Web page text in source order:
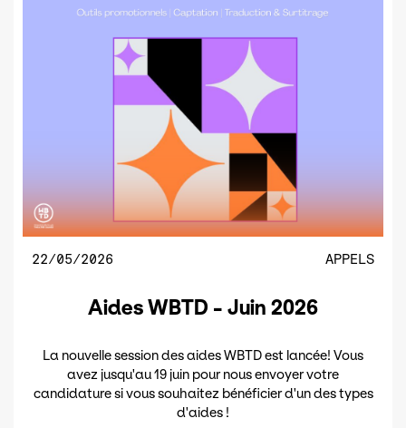
22/05/2026 APPELS
Aides WBTD - Juin 2026
La nouvelle session des aides WBTD est lancée! Vous
avez jusqu'au 19 juin pour nous envoyer votre
candidature si vous souhaitez bénéficier d'un des types
d'aides !